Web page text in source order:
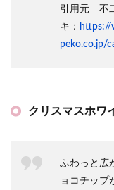
引用元 不
キ： https://
peko.co.jp/
クリスマスホワ
ふわっと広
ョコチップ